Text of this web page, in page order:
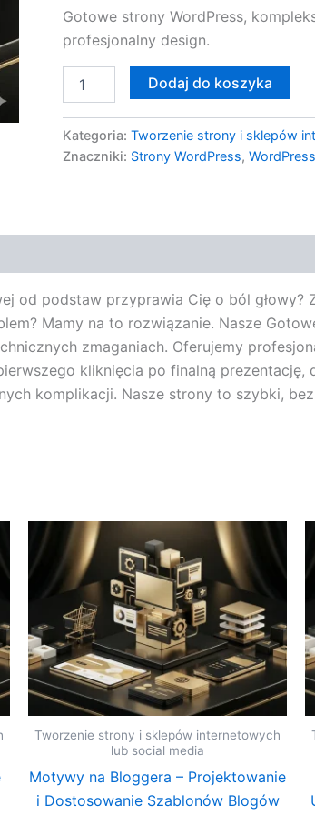
Gotowe strony WordPress,
profesjonalny design.
do
Dodaj do koszyka
Kategoria: Tworzenie strony i sklepów
Znaczniki: Strony WordPress,
od podstaw przyprawia Cię o ból głowy?
Mamy na to rozwiązanie. Nasze
zmaganiach. Oferujemy
kliknięcia po finalną prezentację,
komplikacji. Nasze strony to szybki,
Tworzenie strony i sklepów internetowych
lub social media
Motywy na Bloggera – Projektowanie
i Dostosowanie Szablonów Blogów